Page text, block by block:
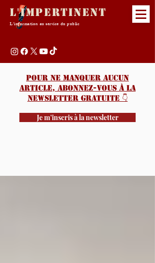
L'Impertinent
L'information au service du public
Pour ne manquer aucun
article, abonnez-vous à la
newsletter gratuite 👇️
Je m'inscris à la newsletter